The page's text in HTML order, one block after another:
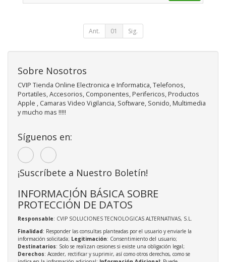
Ant. 01 Sig.
Sobre Nosotros
CVIP Tienda Online Electronica e Informatica, Telefonos,
Portatiles, Accesorios, Componentes, Perifericos, Productos
Apple , Camaras Video Vigilancia, Software, Sonido, Multimedia
y mucho mas !!!!!
Síguenos en:
¡Suscríbete a Nuestro Boletín!
INFORMACIÓN BÁSICA SOBRE
PROTECCIÓN DE DATOS
Responsable: CVIP SOLUCIONES TECNOLOGICAS ALTERNATIVAS, S.L.
Finalidad: Responder las consultas planteadas por el usuario y enviarle la
información solicitada; Legitimación: Consentimiento del usuario;
Destinatarios: Solo se realizan cesiones si existe una obligación legal;
Derechos: Acceder, rectificar y suprimir, así como otros derechos, como se